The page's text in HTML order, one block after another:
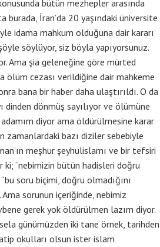
bütün mezhepler arasında
İran’da 20 yaşındaki üniversite
idama mahkum olduğuna dair kararı
söylüyor, siz böyla yapıyorsunuz.
Ama şia geleneğine göre mürted
ölüm cezası verildiğine dair mahkeme
bana bir haber daha ulaştırıldı. O da
dinden dönmüş sayılıyor ve ölümüne
diyor ama öldürülmesine karar
zamanlardaki bazı diziler sebebiyle
meşhur şeyhulislamı ve bir tefsiri
ki; “nebimizin bütün hadisleri doğru
soru biçimi, doğru olmadığını
sorunun içeriğinde, nebimiz
gerek yok öldürülmen lazım diyor.
günümüzden iki tane örnek, tarihden
okulları olsun ister islam